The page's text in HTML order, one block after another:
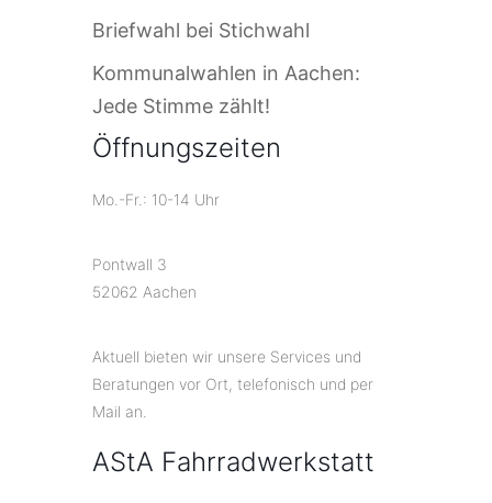
Briefwahl bei Stichwahl
Kommunalwahlen in Aachen:
Jede Stimme zählt!
Öffnungszeiten
Mo.-Fr.: 10-14 Uhr
Pontwall 3
52062 Aachen
Aktuell bieten wir unsere Services und
Beratungen vor Ort, telefonisch und per
Mail an.
AStA Fahrradwerkstatt